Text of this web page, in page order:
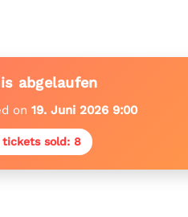
abgelaufen
on 19. Juni 2026 9:00
sold: 8